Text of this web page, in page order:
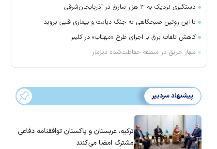
دستگیری نزدیک به ۳ هزار سارق در آذربایجان‌شرقی
با این روتین صبحگاهی به جنگ دیابت و بیماری قلبی بروید
کاهش تلفات برق با اجرای طرح «مهتاب» در کلیبر
مهار حریق در منطقه حفاظت‌شده دیزمار
پیشنهاد سردبیر
ترکیه، عربستان و پاکستان توافقنامه دفاعی
مشترک امضا می‌کنند